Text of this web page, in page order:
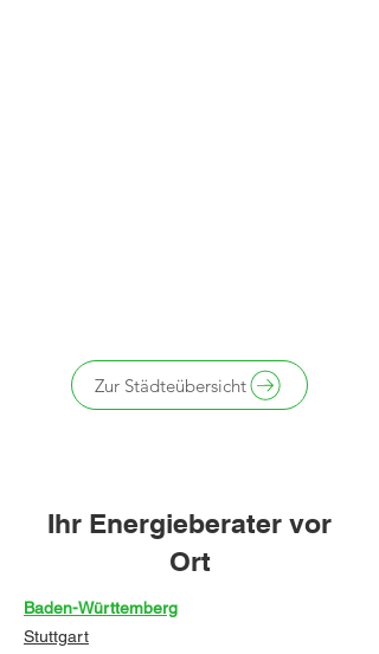
Zur Städteübersicht
Ihr Energieberater vor
Ort
Baden-Württemberg
Stuttgart